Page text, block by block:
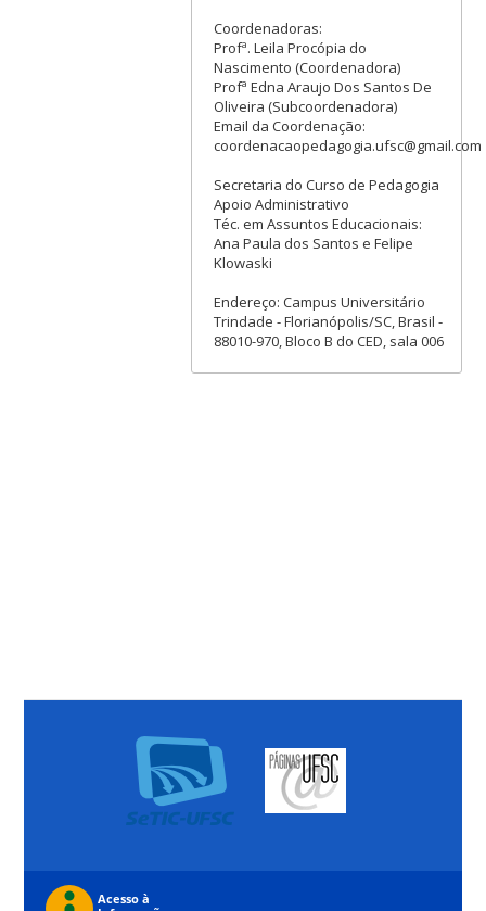
Coordenadoras:
Profª. Leila Procópia do
Nascimento (Coordenadora)
Profª Edna Araujo Dos Santos De
Oliveira (Subcoordenadora)
Email da Coordenação:
coordenacaopedagogia.ufsc@gmail.com
Secretaria do Curso de Pedagogia
Apoio Administrativo
Téc. em Assuntos Educacionais:
Ana Paula dos Santos e Felipe
Klowaski
Endereço: Campus Universitário
Trindade - Florianópolis/SC, Brasil -
88010-970, Bloco B do CED, sala 006